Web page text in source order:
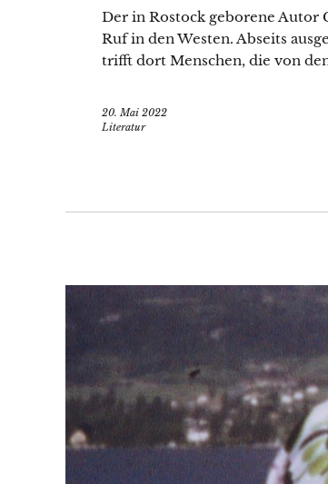
Der in Rostock geborene Autor
Ruf in den Westen. Abseits
trifft dort Menschen, die von
20. Mai 2022
Literatur